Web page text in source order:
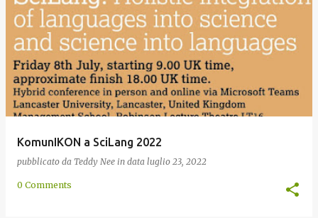
KomunIKON a SciLang 2022
pubblicato da Teddy Nee in data luglio 23, 2022
0 Comments